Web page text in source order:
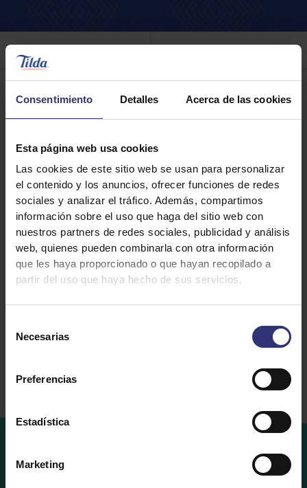
Consentimiento Detalles Acerca de las cookies
Esta página web usa cookies
Las cookies de este sitio web se usan para personalizar
el contenido y los anuncios, ofrecer funciones de redes
sociales y analizar el tráfico. Además, compartimos
información sobre el uso que haga del sitio web con
nuestros partners de redes sociales, publicidad y análisis
web, quienes pueden combinarla con otra información
que les haya proporcionado o que hayan recopilado a
partir del uso que haya hecho de sus servicios.
Necesarias
Preferencias
Estadística
Marketing
Dónde comprar